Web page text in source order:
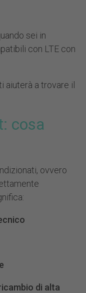
sei in
con LTE con
aiuterà a trovare il
cosa
ovvero
di alta